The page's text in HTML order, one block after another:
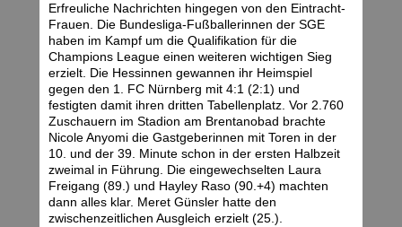
Erfreuliche Nachrichten hingegen von den Eintracht-
Frauen. Die Bundesliga-Fußballerinnen der SGE
haben im Kampf um die Qualifikation für die
Champions League einen weiteren wichtigen Sieg
erzielt. Die Hessinnen gewannen ihr Heimspiel
gegen den 1. FC Nürnberg mit 4:1 (2:1) und
festigten damit ihren dritten Tabellenplatz. Vor 2.760
Zuschauern im Stadion am Brentanobad brachte
Nicole Anyomi die Gastgeberinnen mit Toren in der
10. und der 39. Minute schon in der ersten Halbzeit
zweimal in Führung. Die eingewechselten Laura
Freigang (89.) und Hayley Raso (90.+4) machten
dann alles klar. Meret Günsler hatte den
zwischenzeitlichen Ausgleich erzielt (25.).